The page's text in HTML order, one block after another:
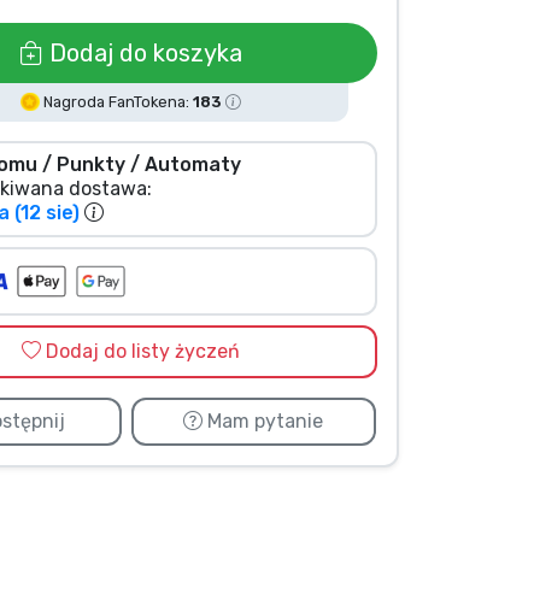
Dodaj do koszyka
Nagroda FanTokena: 183
/ Punkty / Automaty
dostawa:
(12 sie)
Dodaj do listy życzeń
Mam pytanie